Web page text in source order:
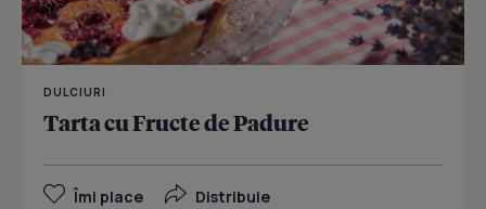
DULCIURI
Tarta cu Fructe de Padure
Îmi place Distribuie